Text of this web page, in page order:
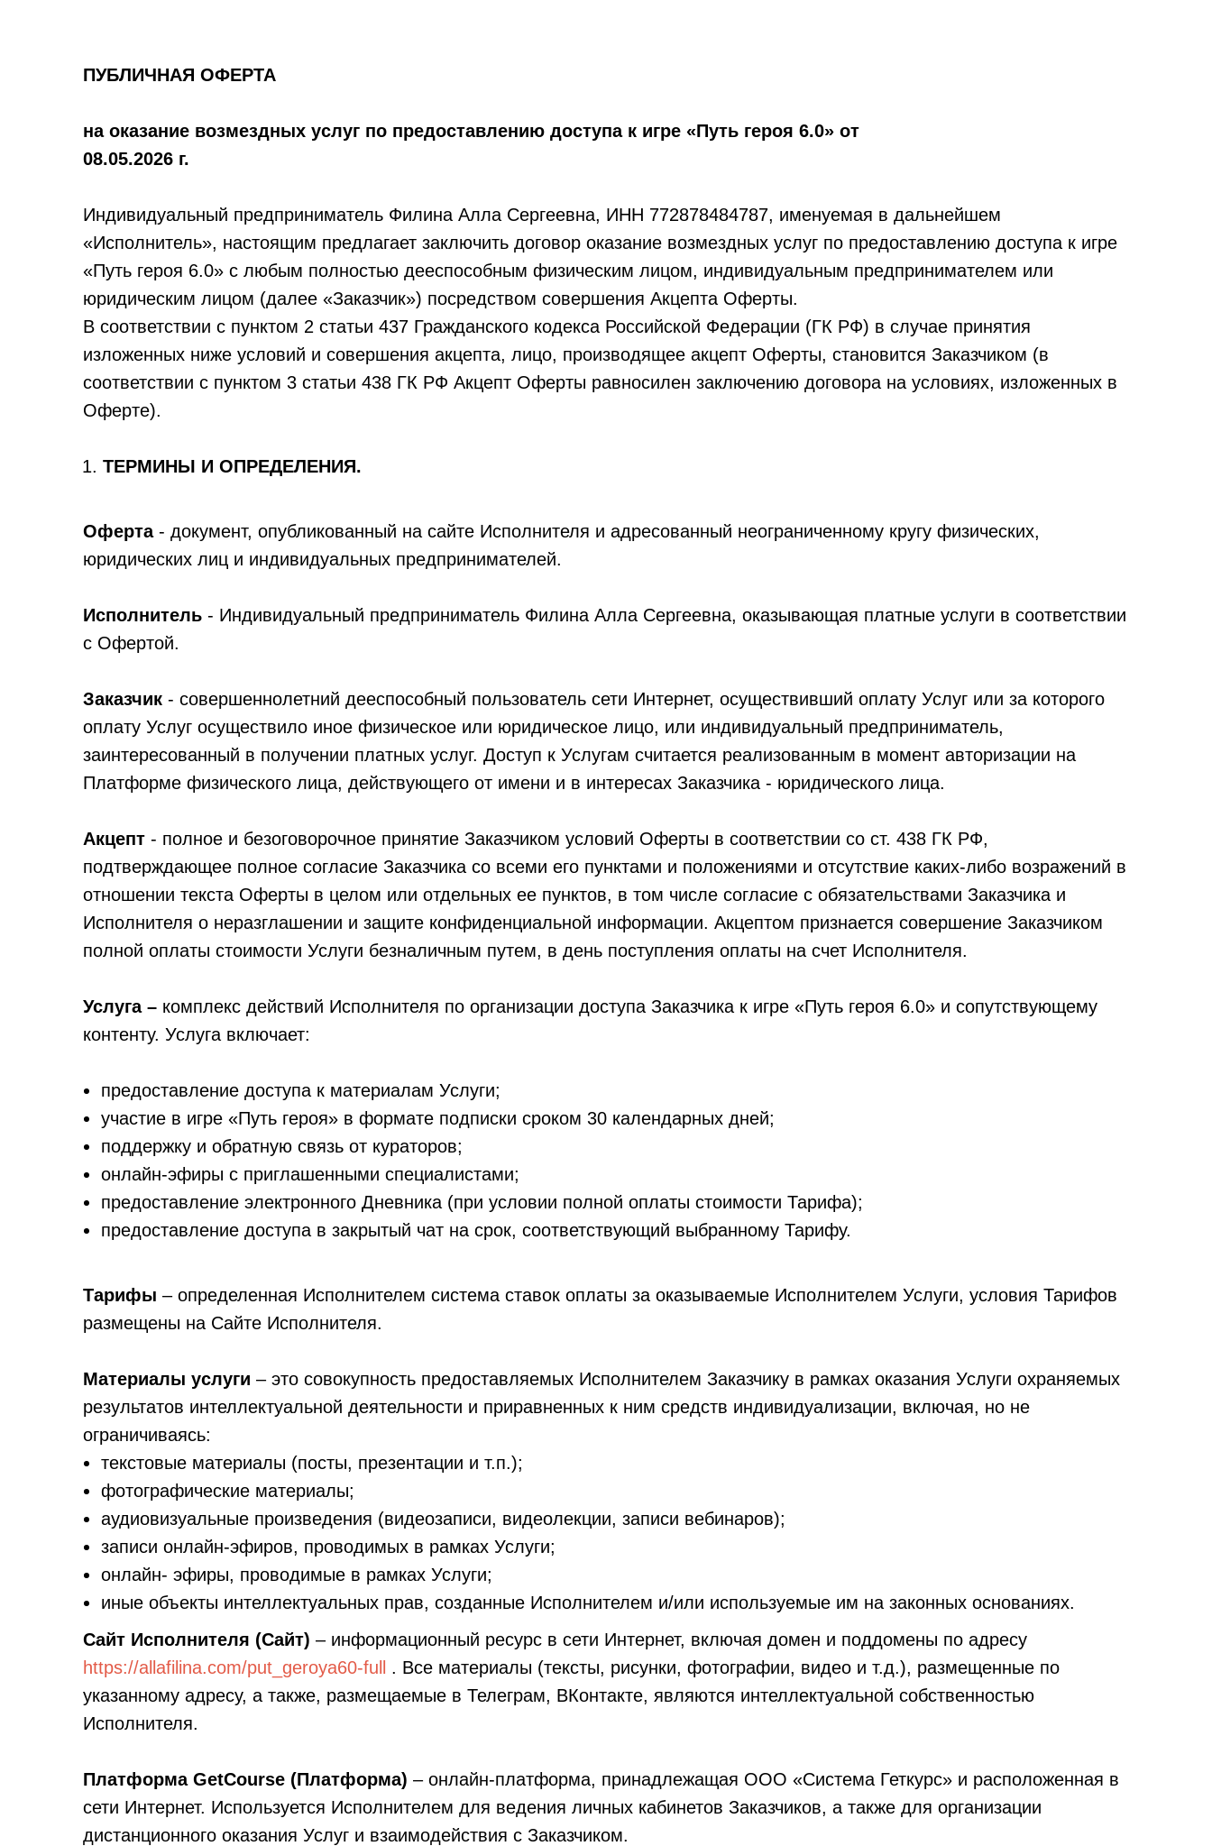
ПУБЛИЧНАЯ ОФЕРТА
на оказание возмездных услуг по предоставлению доступа к игре «Путь героя 6.0» от
08.05.2026 г.
Индивидуальный предприниматель Филина Алла Сергеевна, ИНН 772878484787, именуемая в дальнейшем
«Исполнитель», настоящим предлагает заключить договор оказание возмездных услуг по предоставлению доступа к игре
«Путь героя 6.0» с любым полностью дееспособным физическим лицом, индивидуальным предпринимателем или
юридическим лицом (далее «Заказчик») посредством совершения Акцепта Оферты.
В соответствии с пунктом 2 статьи 437 Гражданского кодекса Российской Федерации (ГК РФ) в случае принятия
изложенных ниже условий и совершения акцепта, лицо, производящее акцепт Оферты, становится Заказчиком (в
соответствии с пунктом 3 статьи 438 ГК РФ Акцепт Оферты равносилен заключению договора на условиях, изложенных в
Оферте).
ТЕРМИНЫ И ОПРЕДЕЛЕНИЯ.
Оферта- документ, опубликованный на сайте Исполнителя и адресованный неограниченному кругу физических,
юридических лиц и индивидуальных предпринимателей.
Исполнитель - Индивидуальный предприниматель Филина Алла Сергеевна, оказывающая платные услуги в соответствии
с Офертой.
Заказчик - совершеннолетний дееспособный пользователь сети Интернет, осуществивший оплату Услуг или за которого
оплату Услуг осуществило иное физическое или юридическое лицо, или индивидуальный предприниматель,
заинтересованный в получении платных услуг. Доступ к Услугам считается реализованным в момент авторизации на
Платформе физического лица, действующего от имени и в интересах Заказчика - юридического лица.
Акцепт - полное и безоговорочное принятие Заказчиком условий Оферты в соответствии со ст. 438 ГК РФ,
подтверждающее полное согласие Заказчика со всеми его пунктами и положениями и отсутствие каких-либо возражений в
отношении текста Оферты в целом или отдельных ее пунктов, в том числе согласие с обязательствами Заказчика и
Исполнителя о неразглашении и защите конфиденциальной информации. Акцептом признается совершение Заказчиком
полной оплаты стоимости Услуги безналичным путем, в день поступления оплаты на счет Исполнителя.
Услуга – комплекс действий Исполнителя по организации доступа Заказчика к игре «Путь героя 6.0» и сопутствующему
контенту. Услуга включает:
предоставление доступа к материалам Услуги;
участие в игре «Путь героя» в формате подписки сроком 30 календарных дней;
поддержку и обратную связь от кураторов;
онлайн-эфиры с приглашенными специалистами;
предоставление электронного Дневника (при условии полной оплаты стоимости Тарифа);
предоставление доступа в закрытый чат на срок, соответствующий выбранному Тарифу.
Тарифы – определенная Исполнителем система ставок оплаты за оказываемые Исполнителем Услуги, условия Тарифов
размещены на Сайте Исполнителя.
Материалы услуги – это совокупность предоставляемых Исполнителем Заказчику в рамках оказания Услуги охраняемых
результатов интеллектуальной деятельности и приравненных к ним средств индивидуализации, включая, но не
ограничиваясь:
текстовые материалы (посты, презентации и т.п.);
фотографические материалы;
аудиовизуальные произведения (видеозаписи, видеолекции, записи вебинаров);
записи онлайн-эфиров, проводимых в рамках Услуги;
онлайн- эфиры, проводимые в рамках Услуги;
иные объекты интеллектуальных прав, созданные Исполнителем и/или используемые им на законных основаниях.
Сайт Исполнителя (Сайт) – информационный ресурс в сети Интернет, включая домен и поддомены по адресу
https://allafilina.com/put_geroya60-full
. Все материалы (тексты, рисунки, фотографии, видео и т.д.), размещенные по
указанному адресу, а также, размещаемые в Телеграм, ВКонтакте, являются интеллектуальной собственностью
Исполнителя.
Платформа GetCourse (Платформа) – онлайн-платформа, принадлежащая ООО «Система Геткурс» и расположенная в
сети Интернет. Используется Исполнителем для ведения личных кабинетов Заказчиков, а также для организации
дистанционного оказания Услуг и взаимодействия с Заказчиком.